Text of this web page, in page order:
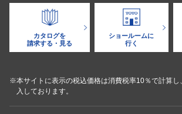
カタログを
請求する・見る
ショールームに
行く
※本サイトに表示の税込価格は消費税率10％で計算し
入しております。